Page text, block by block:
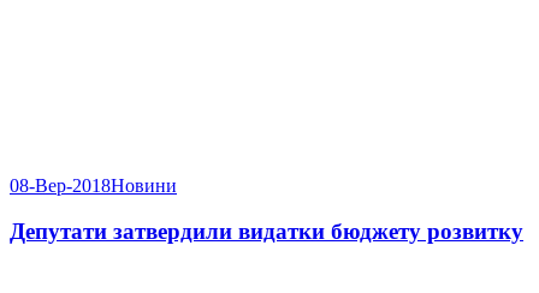
08-Вер-2018Новини
Депутати затвердили видатки бюджету розвитку